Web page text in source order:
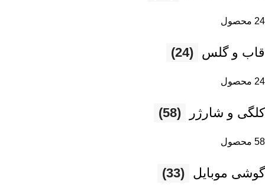
24 محصول
قاب و گلس (24)
24 محصول
کلگی و شارژر (58)
58 محصول
گوشی موبایل (33)